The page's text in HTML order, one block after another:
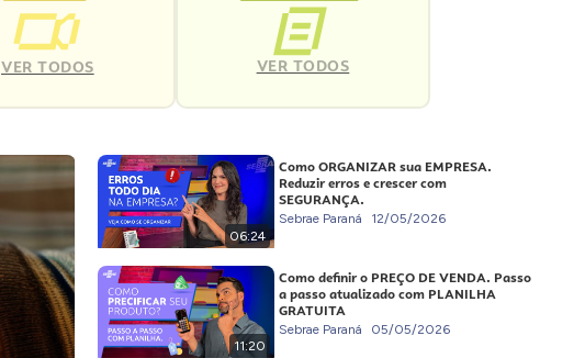
VER TODOS VER TODOS
06:24
Como ORGANIZAR sua EMPRESA.
Reduzir erros e crescer com
SEGURANÇA.
Sebrae Paraná 12/05/2026
11:20
Como definir o PREÇO DE VENDA. Passo
a passo atualizado com PLANILHA
GRATUITA
Sebrae Paraná 05/05/2026